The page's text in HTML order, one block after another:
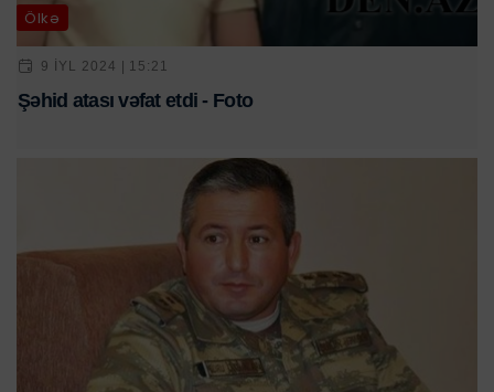
Ölkə
9 IYL 2024 | 15:21
Şəhid atası vəfat etdi - Foto